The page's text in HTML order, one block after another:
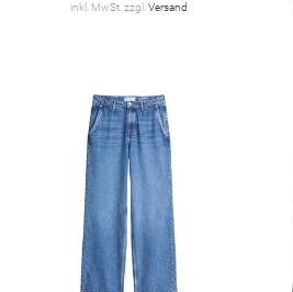
inkl. MwSt. zzgl. Versand